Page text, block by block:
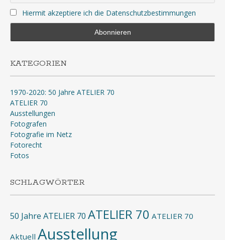
Hiermit akzeptiere ich die Datenschutzbestimmungen
KATEGORIEN
1970-2020: 50 Jahre ATELIER 70
ATELIER 70
Ausstellungen
Fotografen
Fotografie im Netz
Fotorecht
Fotos
SCHLAGWÖRTER
50 Jahre ATELIER 70 ATELIER 70 ATELIER 70
Aktuell Ausstellung